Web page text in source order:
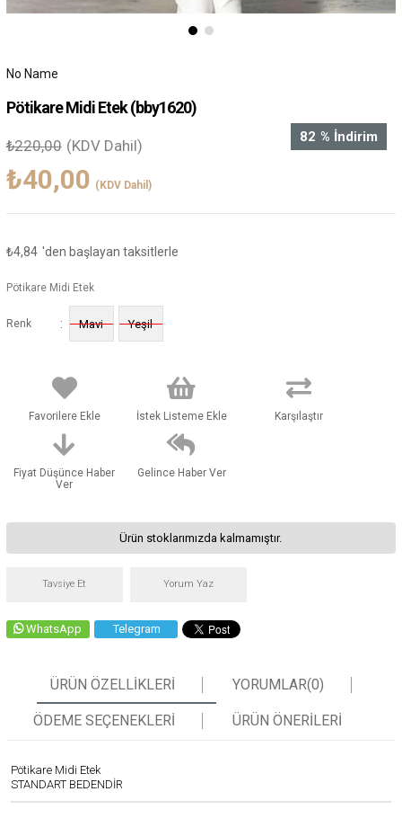
No Name
Pötikare Midi Etek(bby1620)
%
82 İndirim
₺220,00 (KDV Dahil)
₺40,00 (KDV Dahil)
₺4,84 'den başlayan taksitlerle
Pötikare Midi Etek
Renk : Mavi Yeşil
Favorilere Ekle İstek Listeme Ekle Karşılaştır
Fiyat Düşünce Haber
Ver
Gelince Haber Ver
Ürün stoklarımızda kalmamıştır.
Tavsiye Et Yorum Yaz
WhatsApp Telegram
ÜRÜN ÖZELLIKLERI YORUMLAR(0)
ÖDEME SEÇENEKLERI ÜRÜN ÖNERILERI
Pötikare Midi Etek
STANDART BEDENDİR